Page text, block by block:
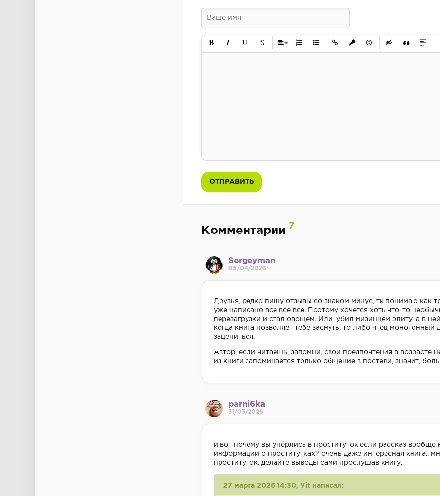
Полужирный
КурсивПодчеркнутый
ЗачеркнутыйВыравнивание
Нумерованный список
Маркированный список
Вставить ссылку
Вставить защищенную
Вставить смайлик
Вставка скрытого
Вставка
ОТПРАВИТЬ
Комментарии 7
Sergeyman
05/04/2026
Друзья, редко пишу отзывы со знаком минус, тк понимаю как
уже написано все все все. Поэтому хочется хоть что-то
перезагрузки и стал овощем. Или убил мизинцем элиту, а в
когда книга позволяет тебе заснуть, то либо чтец монотонный
зацепиться.
Автор, если читаешь, запомни, свои предпочтения в возрасте
из книги запоминается только общение в постели, значит,
parni6ka
31/03/2026
и вот почему вы упёрлись в проституток если рассказ
информации о проститутках? очень даже интересная книга..
проституток. делайте выводы сами прослушав книгу.
27 марта 2026 14:30, Vit написал: